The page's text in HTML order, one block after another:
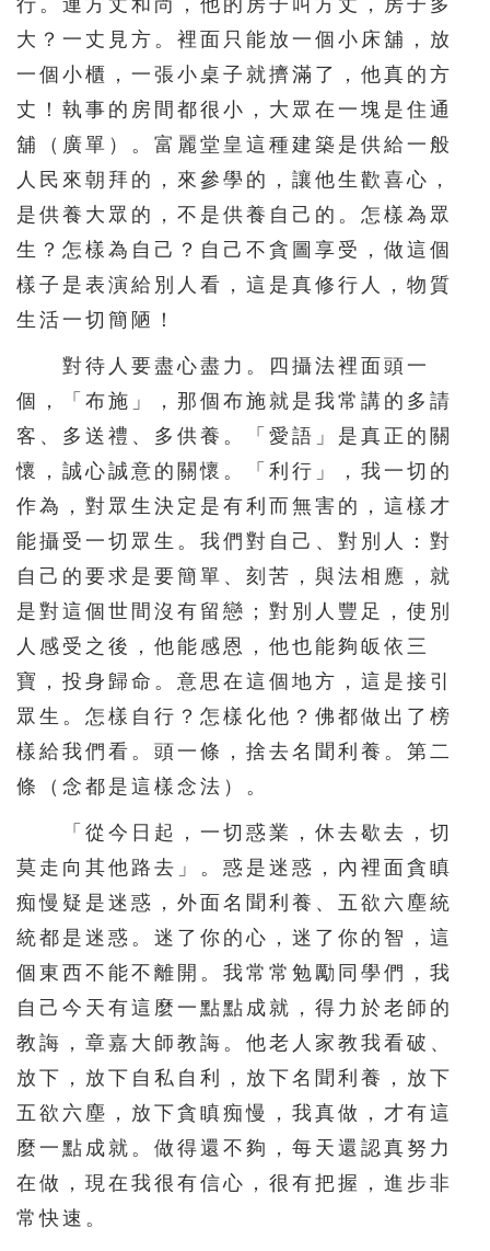
大？一丈見方。裡面只能放一個小床舖，放
一個小櫃，一張小桌子就擠滿了，他真的方
丈！執事的房間都很小，大眾在一塊是住通
舖（廣單）。富麗堂皇這種建築是供給一般
人民來朝拜的，來參學的，讓他生歡喜心，
是供養大眾的，不是供養自己的。怎樣為眾
生？怎樣為自己？自己不貪圖享受，做這個
樣子是表演給別人看，這是真修行人，物質
生活一切簡陋！
對待人要盡心盡力。四攝法裡面頭一
個，「布施」，那個布施就是我常講的多請
客、多送禮、多供養。「愛語」是真正的關
懷，誠心誠意的關懷。「利行」，我一切的
作為，對眾生決定是有利而無害的，這樣才
能攝受一切眾生。我們對自己、對別人：對
自己的要求是要簡單、刻苦，與法相應，就
是對這個世間沒有留戀；對別人豐足，使別
人感受之後，他能感恩，他也能夠皈依三
寶，投身歸命。意思在這個地方，這是接引
眾生。怎樣自行？怎樣化他？佛都做出了榜
樣給我們看。頭一條，捨去名聞利養。第二
條（念都是這樣念法）。
「從今日起，一切惑業，休去歇去，切
莫走向其他路去」。惑是迷惑，內裡面貪瞋
痴慢疑是迷惑，外面名聞利養、五欲六塵統
統都是迷惑。迷了你的心，迷了你的智，這
個東西不能不離開。我常常勉勵同學們，我
自己今天有這麼一點點成就，得力於老師的
教誨，章嘉大師教誨。他老人家教我看破、
放下，放下自私自利，放下名聞利養，放下
五欲六塵，放下貪瞋痴慢，我真做，才有這
麼一點成就。做得還不夠，每天還認真努力
在做，現在我很有信心，很有把握，進步非
常快速。